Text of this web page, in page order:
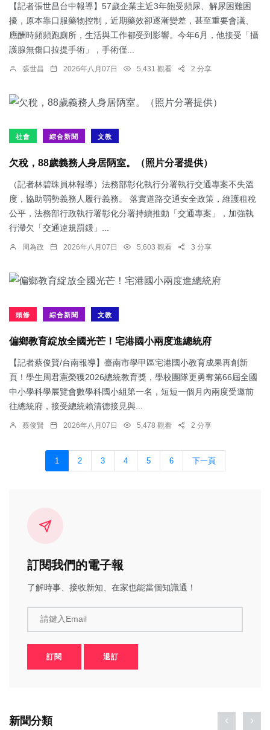
【記者張世昌台中報導】57歲企業主近3年飽受頻尿、解尿困難困
擾，原本靠口服藥物控制，近期藥效卻逐漸變差，甚至重要會議、
應酬時頻頻跑廁所，生活與工作都受到影響。今年6月，他接受「攝
護腺無傷口拉提手術」，手術僅...
張世昌 2026年八月07日 5,431 觀看 2 分享
社會 綜合新聞 文教
欠稅，88歲義務人身居陃室。（照片分署提供）
（記者林碧珠員林報導）法務部彰化執行分署執行交通專案不失溫
度，協助弱勢義務人履行義務。 落實道路交通安全政策，維護租稅
公平，法務部行政執行署彰化分署持續推動「交通專案」，加強執
行滯欠「交通違規罰鍰」...
周為政 2026年八月07日 5,603 觀看 3 分享
頭條 綜合新聞 文教
偏鄉教育綻放全國光芒！宅港國小兩度進總統府
【記者蔡俊賢/台南報導】臺南市學甲區宅港國小教育成果再創新
頁！學生周君憲榮獲2026總統教育獎，學校團隊更勇奪第66屆全國
中小學科學展覽會數學科國小組第一名，短短一個月內兩度受邀前
往總統府，接受總統賴清德接見與...
蔡俊賢 2026年八月07日 5,478 觀看 2 分享
1 2 3 4 5 6 下一頁
訂閱我們的電子報
了解時事、接收新知、在家也能當個知識通！
請鍵入Email
訂閱 退訂
新聞分類